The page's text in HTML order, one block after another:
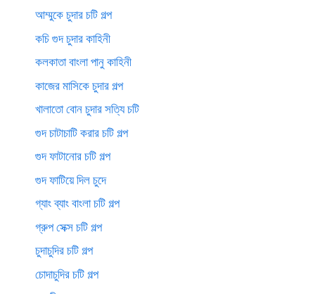
আম্মুকে চুদার চটি গল্প
কচি গুদ চুদার কাহিনী
কলকাতা বাংলা পানু কাহিনী
কাজের মাসিকে চুদার গল্প
খালাতো বোন চুদার সত্যি চটি
গুদ চাটাচাটি করার চটি গল্প
গুদ ফাটানোর চটি গল্প
গুদ ফাটিয়ে দিল চুদে
গ্যাং ব্যাং বাংলা চটি গল্প
গ্রুপ সেক্স চটি গল্প
চুদাচুদির চটি গল্প
চোদাচুদির চটি গল্প